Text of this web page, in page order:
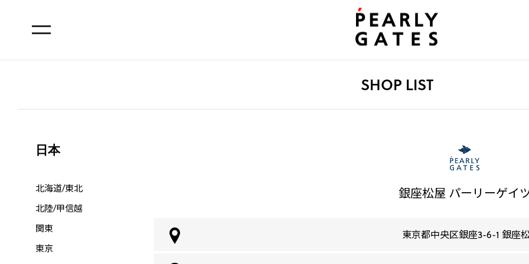
SHOP LIST
日本
北海道/東北
北陸/甲信越
関東
東京
銀座松屋 パーリーゲイ
東京都中央区銀座3-6-1 銀座